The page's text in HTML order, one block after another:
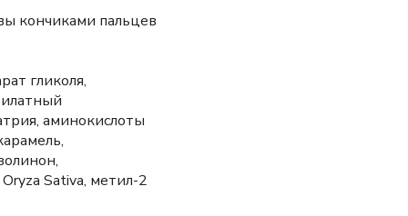
кончиками пальцев
гликоля,
аминокислоты
Sativa, метил-2